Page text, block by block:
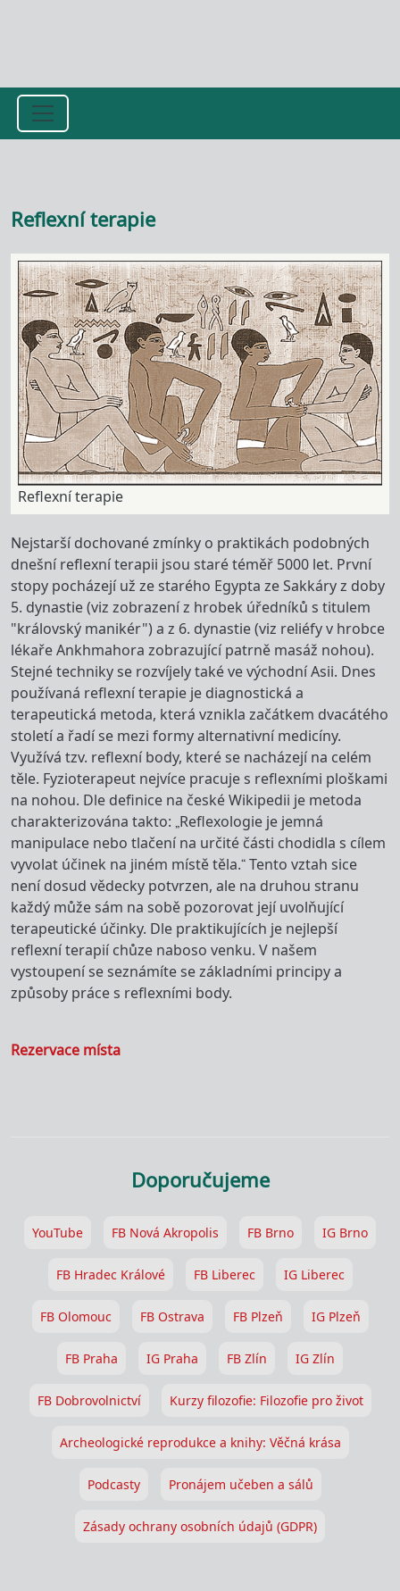
Přejít k hlavnímu obsahu
Reflexní terapie
Reflexní terapie
Nejstarší dochované zmínky o praktikách podobných
dnešní reflexní terapii jsou staré téměř 5000 let. První
stopy pocházejí už ze starého Egypta ze Sakkáry z doby
5. dynastie (viz zobrazení z hrobek úředníků s titulem
"královský manikér") a z 6. dynastie (viz reliéfy v hrobce
lékaře Ankhmahora zobrazující patrně masáž nohou).
Stejné techniky se rozvíjely také ve východní Asii. Dnes
používaná reflexní terapie je diagnostická a
terapeutická metoda, která vznikla začátkem dvacátého
století a řadí se mezi formy alternativní medicíny.
Využívá tzv. reflexní body, které se nacházejí na celém
těle. Fyzioterapeut nejvíce pracuje s reflexními ploškami
na nohou. Dle definice na české Wikipedii je metoda
charakterizována takto: „Reflexologie je jemná
manipulace nebo tlačení na určité části chodidla s cílem
vyvolat účinek na jiném místě těla.“ Tento vztah sice
není dosud vědecky potvrzen, ale na druhou stranu
každý může sám na sobě pozorovat její uvolňující
terapeutické účinky. Dle praktikujících je nejlepší
reflexní terapií chůze naboso venku. V našem
vystoupení se seznámíte se základními principy a
způsoby práce s reflexními body.
Rezervace místa
Doporučujeme
YouTube FB Nová Akropolis FB Brno IG Brno
FB Hradec Králové FB Liberec IG Liberec
FB Olomouc FB Ostrava FB Plzeň IG Plzeň
FB Praha IG Praha FB Zlín IG Zlín
FB Dobrovolnictví Kurzy filozofie: Filozofie pro život
Archeologické reprodukce a knihy: Věčná krása
Podcasty Pronájem učeben a sálů
Zásady ochrany osobních údajů (GDPR)